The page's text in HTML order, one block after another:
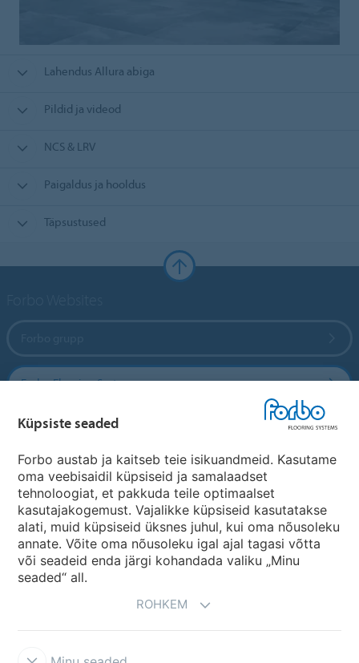
Lahendus Allura abiga
Pildid ja videod
NCS & LRV
Paigaldus ja hooldus
Täpsustused
Forbo Flooring Systems
Forbo Movement Systems
Riikide saidid
Vali oma riik
Küpsiste seaded
Forbo austab ja kaitseb teie isikuandmeid. Kasutame
oma veebisaidil küpsiseid ja samalaadset
tehnoloogiat, et pakkuda teile optimaalset
kasutajakogemust. Vajalikke küpsiseid kasutatakse
alati, muid küpsiseid üksnes juhul, kui oma nõusoleku
annate. Võite oma nõusoleku igal ajal tagasi võtta
või seadeid enda järgi kohandada valiku „Minu
seaded“ all.
ROHKEM